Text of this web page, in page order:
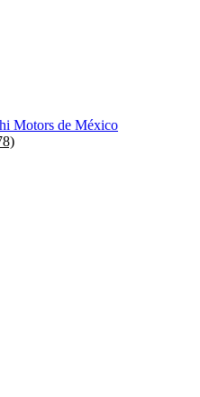
Motors de México